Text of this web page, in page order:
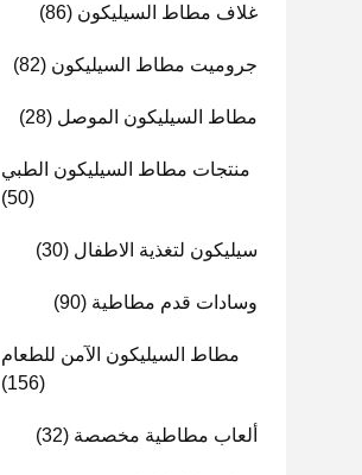
غلاف مطاط السيليكون (86)
جروميت مطاط السيليكون (82)
مطاط السيليكون الموصل (28)
منتجات مطاط السيليكون الطبي
(50)
سيليكون لتغذية الاطفال (30)
وسادات قدم مطاطية (90)
مطاط السيليكون الآمن للطعام
(156)
ألعاب مطاطية مخصصة (32)